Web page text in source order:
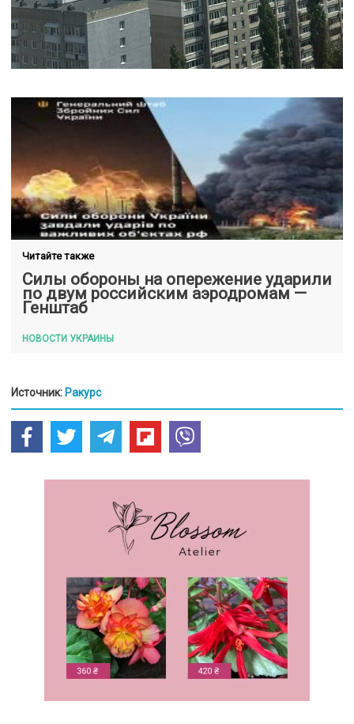
Читайте также
Силы обороны на опережение ударили
по двум российским аэродромам —
Генштаб
НОВОСТИ УКРАИНЫ
Источник: Ракурс